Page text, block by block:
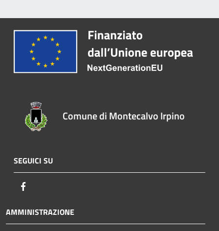
Comune di Montecalvo Irpino
SEGUICI SU
AMMINISTRAZIONE